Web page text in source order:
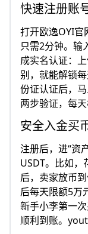
快速注册账
打开欧逸OYI官
只需2分钟。输
成实名认证：
别，就能解锁
份证认证后，
两步验证，每
安全入金买
注册后，进“资
USDT。比如，
后，卖家放币
后每天限额5万
新手小李第一
顺利到账。